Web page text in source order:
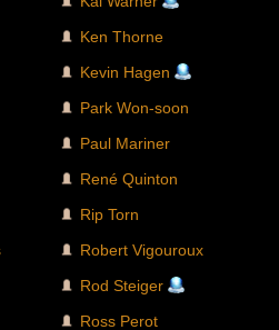
Ken Thorne
Kevin Hagen
Park Won-soon
Paul Mariner
René Quinton
Rip Torn
Robert Vigouroux
Rod Steiger
Ross Perot